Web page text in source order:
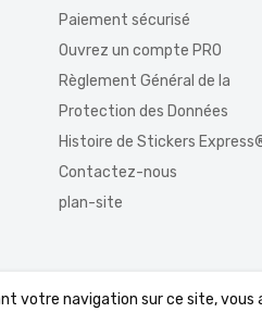
Paiement sécurisé
Ouvrez un compte PRO
Règlement Général de la
Protection des Données
Histoire de Stickers
Contactez-nous
plan-site
par DomWest.com
votre navigation sur ce site,